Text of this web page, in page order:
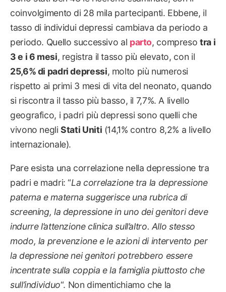
coinvolgimento di 28 mila partecipanti. Ebbene, il
tasso di individui depressi cambiava da periodo a
periodo. Quello successivo al parto, compresotra i
3 e i 6 mesi, registra il tasso più elevato, con il
25,6% di padri depressi, molto più numerosi
rispetto ai primi 3 mesi di vita del neonato, quando
si riscontra il tasso più basso, il 7,7%. A livello
geografico, i padri più depressi sono quelli che
vivono negliStati Uniti (14,1% contro 8,2% a livello
internazionale).
Pare esista una correlazione nella depressione tra
padri e madri: “La correlazione tra la depressione
paterna e materna suggerisce una rubrica di
screening, la depressione in uno dei genitori deve
indurre l’attenzione clinica sull’altro. Allo stesso
modo, la prevenzione e le azioni di intervento per
la depressione nei genitori potrebbero essere
incentrate sulla coppia e la famiglia piuttosto che
sull’individuo“. Non dimentichiamo che la